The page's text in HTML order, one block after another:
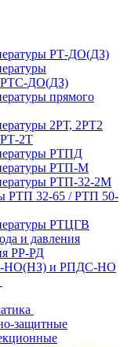
РТ-ДО(ДЗ)
РТС-ДО(ДЗ)
прямого
2РТ, 2РT2
РТ-2Т
РТПД
РТП-M
РТП-32-2М
РТП 32-65 / РТП 50-
РТЦГВ
и давления
РР-РД
НО(НЗ) и РПДС-НО
защитные